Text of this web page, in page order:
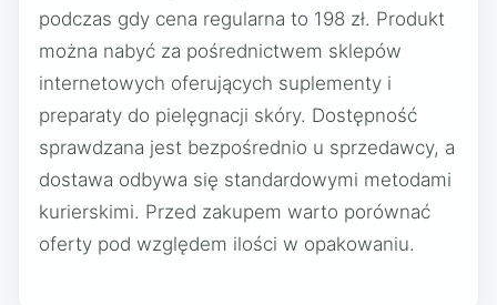
podczas gdy cena regularna to 198 zł. Produkt
można nabyć za pośrednictwem sklepów
internetowych oferujących suplementy i
preparaty do pielęgnacji skóry. Dostępność
sprawdzana jest bezpośrednio u sprzedawcy, a
dostawa odbywa się standardowymi metodami
kurierskimi. Przed zakupem warto porównać
oferty pod względem ilości w opakowaniu.